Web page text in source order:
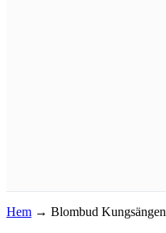
Hem → Blombud Kungsängen